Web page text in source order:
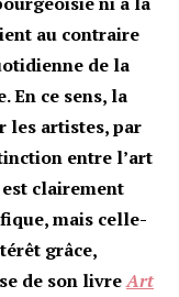
au contraire
de la
En ce sens, la
les artistes, par
entre l’art
est clairement
mais celle-
grâce,
de son livreArt